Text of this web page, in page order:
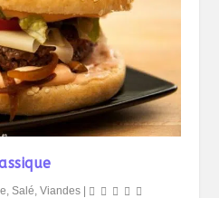
,Salé ,Viandes |